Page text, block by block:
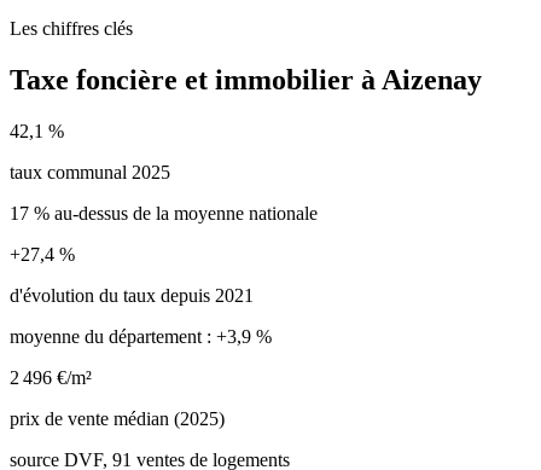
Les chiffres clés
Taxe foncière et immobilier à Aizenay
42,1 %
taux communal 2025
17 % au-dessus de la moyenne nationale
+27,4 %
d'évolution du taux depuis 2021
moyenne du département : +3,9 %
2 496 €/m²
prix de vente médian (2025)
source DVF, 91 ventes de logements